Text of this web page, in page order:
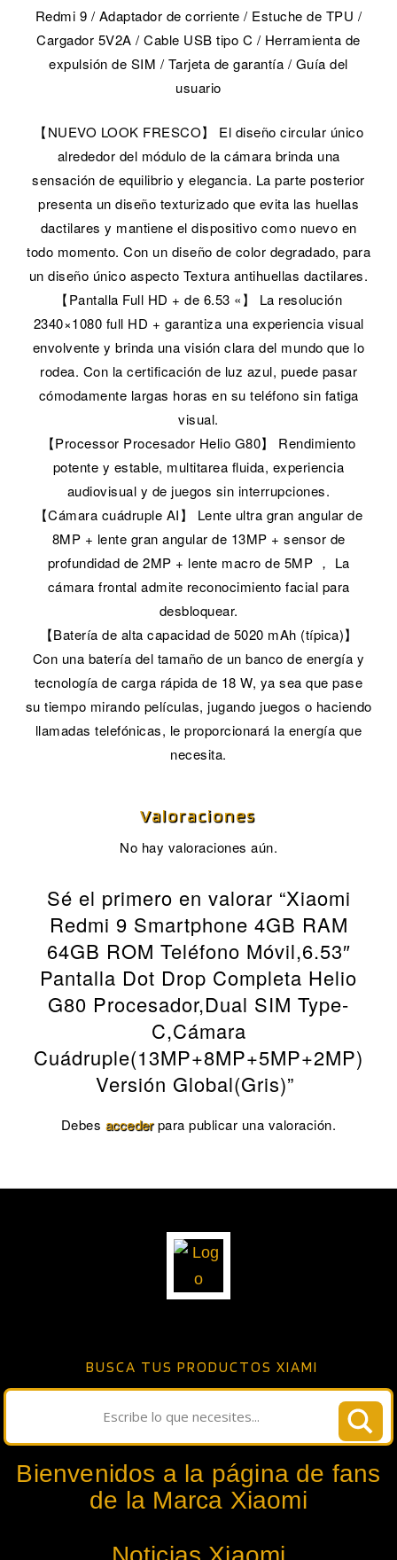
Redmi 9 / Adaptador de corriente / Estuche de TPU /
Cargador 5V2A / Cable USB tipo C / Herramienta de
expulsión de SIM / Tarjeta de garantía / Guía del
usuario
【NUEVO LOOK FRESCO】 El diseño circular único
alrededor del módulo de la cámara brinda una
sensación de equilibrio y elegancia. La parte posterior
presenta un diseño texturizado que evita las huellas
dactilares y mantiene el dispositivo como nuevo en
todo momento. Con un diseño de color degradado, para
un diseño único aspecto Textura antihuellas dactilares.
【Pantalla Full HD + de 6.53 «】 La resolución
2340×1080 full HD + garantiza una experiencia visual
envolvente y brinda una visión clara del mundo que lo
rodea. Con la certificación de luz azul, puede pasar
cómodamente largas horas en su teléfono sin fatiga
visual.
【Processor Procesador Helio G80】 Rendimiento
potente y estable, multitarea fluida, experiencia
audiovisual y de juegos sin interrupciones.
【Cámara cuádruple AI】 Lente ultra gran angular de
8MP + lente gran angular de 13MP + sensor de
profundidad de 2MP + lente macro de 5MP ， La
cámara frontal admite reconocimiento facial para
desbloquear.
【Batería de alta capacidad de 5020 mAh (típica)】
Con una batería del tamaño de un banco de energía y
tecnología de carga rápida de 18 W, ya sea que pase
su tiempo mirando películas, jugando juegos o haciendo
llamadas telefónicas, le proporcionará la energía que
necesita.
Valoraciones
No hay valoraciones aún.
Sé el primero en valorar “Xiaomi
Redmi 9 Smartphone 4GB RAM
64GB ROM Teléfono Móvil,6.53″
Pantalla Dot Drop Completa Helio
G80 Procesador,Dual SIM Type-
C,Cámara
Cuádruple(13MP+8MP+5MP+2MP)
Versión Global(Gris)”
Debes accederpara publicar una valoración.
BUSCA TUS PRODUCTOS XIAMI
Bienvenidos a la página de fans
de la Marca Xiaomi